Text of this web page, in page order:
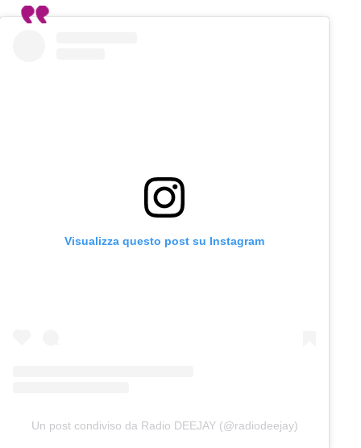
Visualizza questo post su Instagram
Un post condiviso da Radio DEEJAY (@radiodeejay)